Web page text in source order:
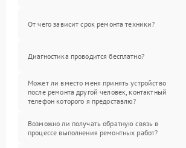
От чего зависит срок ремонта техники?
Диагностика проводится бесплатно?
Может ли вместо меня принять устройство
после ремонта другой человек, контактный
телефон которого я предоставлю?
Возможно ли получать обратную связь в
процессе выполнения ремонтных работ?